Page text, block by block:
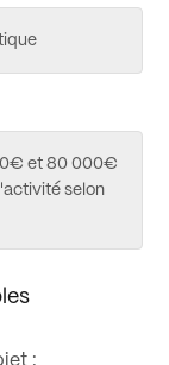
et 80 000€
selon
: